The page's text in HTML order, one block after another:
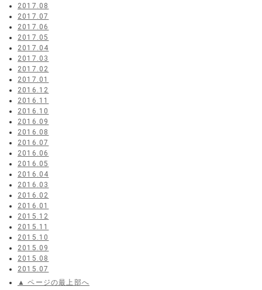
2017.08
2017.07
2017.06
2017.05
2017.04
2017.03
2017.02
2017.01
2016.12
2016.11
2016.10
2016.09
2016.08
2016.07
2016.06
2016.05
2016.04
2016.03
2016.02
2016.01
2015.12
2015.11
2015.10
2015.09
2015.08
2015.07
▲ ページの最上部へ